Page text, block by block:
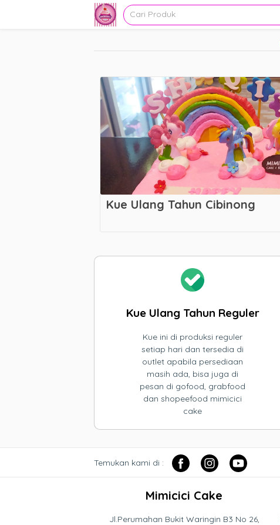
Kue Ulang Tahun Cibinong
Kue Ulang Tahun Reguler
Kue ini di produksi reguler
setiap hari dan tersedia di
outlet apabila persediaan
masih ada, bisa juga di
pesan di gofood, grabfood
dan shopeefood mimicici
cake
Temukan kami di :
Mimicici Cake
Jl.Perumahan Bukit Waringin B3 No 26,